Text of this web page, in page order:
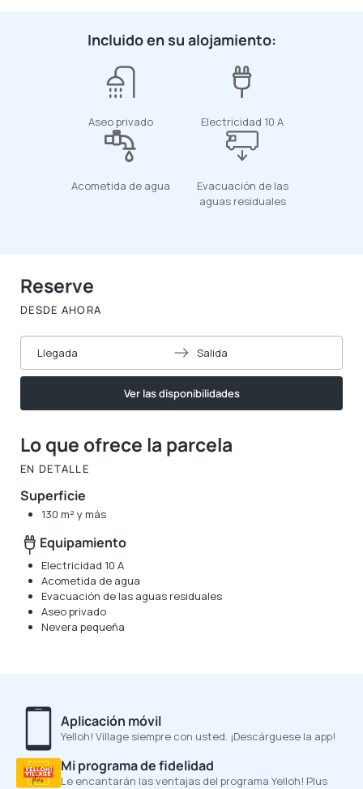
Incluido en su alojamiento:
Aseo privado Electricidad 10 A
Acometida de agua
Evacuación de las
aguas residuales
Lo que ofrece la parcela
EN DETALLE
Superficie
130 m² y más
Equipamiento
Electricidad 10 A
Acometida de agua
Evacuación de las aguas residuales
Aseo privado
Nevera pequeña
Reserve
DESDE AHORA
Llegada Salida
Ver las disponibilidades
Aplicación móvil
Yelloh! Village siempre con usted. ¡Descárguese la app!
Mi programa de fidelidad
Le encantarán las ventajas del programa Yelloh! Plus